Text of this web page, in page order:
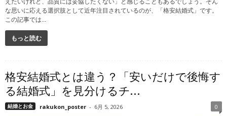
な思いに応える選択肢として近年注目されているのが、「格安結婚式」です。
この記事では...
もっと読む
格安結婚式とは違う？「安いだけで後悔す
る結婚式」を見分けるチ...
結婚とお金 rakukon_poster - 6月 5, 2026 0